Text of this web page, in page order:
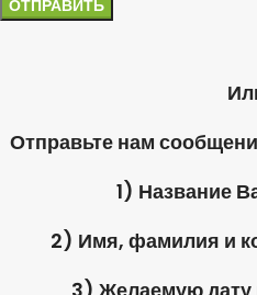
Отправьте нам
1) Название
2) Имя, фамилия и